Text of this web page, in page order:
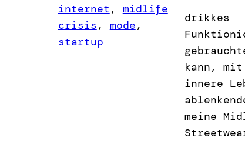
internet , midlife
crisis , mode
startup
drikkes
kann,
innere
meine